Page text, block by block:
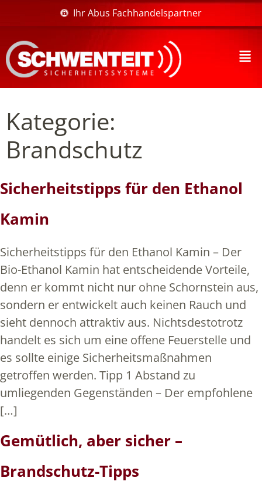
Ihr Abus Fachhandelspartner
Kategorie:
Brandschutz
Sicherheitstipps für den Ethanol
Kamin
Sicherheitstipps für den Ethanol Kamin – Der
Bio-Ethanol Kamin hat entscheidende Vorteile,
denn er kommt nicht nur ohne Schornstein aus,
sondern er entwickelt auch keinen Rauch und
sieht dennoch attraktiv aus. Nichtsdestotrotz
handelt es sich um eine offene Feuerstelle und
es sollte einige Sicherheitsmaßnahmen
getroffen werden. Tipp 1 Abstand zu
umliegenden Gegenständen – Der empfohlene
[…]
Gemütlich, aber sicher –
Brandschutz-Tipps